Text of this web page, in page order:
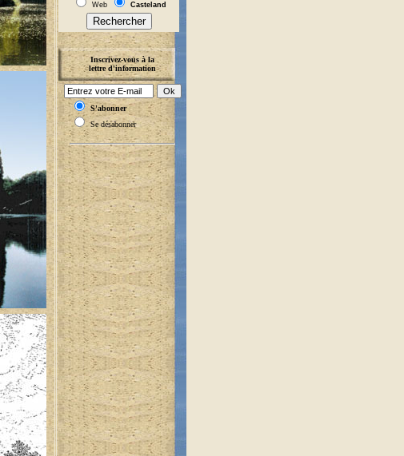
Web Casteland
Inscrivez-vous à la
lettre d'information
S'abonner
Se désabonner